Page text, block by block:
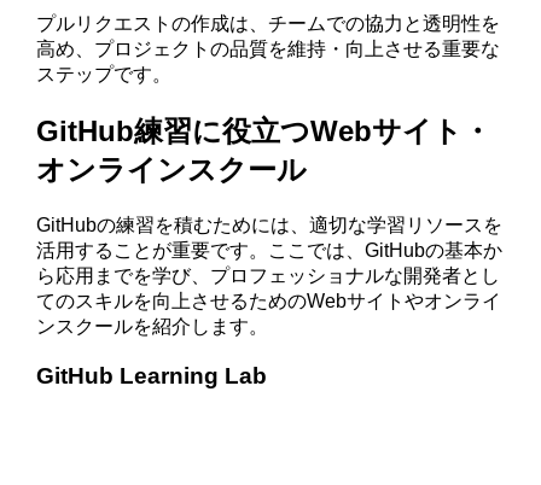
プルリクエストの作成は、チームでの協力と透明性を
高め、プロジェクトの品質を維持・向上させる重要な
ステップです。
GitHub練習に役立つWebサイト・
オンラインスクール
GitHubの練習を積むためには、適切な学習リソースを
活用することが重要です。ここでは、GitHubの基本か
ら応用までを学び、プロフェッショナルな開発者とし
てのスキルを向上させるためのWebサイトやオンライ
ンスクールを紹介します。
GitHub Learning Lab